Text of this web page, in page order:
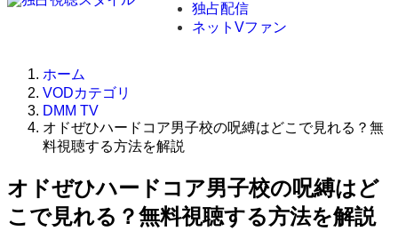
独占配信
ネットVファン
ホーム
VODカテゴリ
DMM TV
オドぜひハードコア男子校の呪縛はどこで見れる？無
料視聴する方法を解説
オドぜひハードコア男子校の呪縛はど
こで見れる？無料視聴する方法を解説